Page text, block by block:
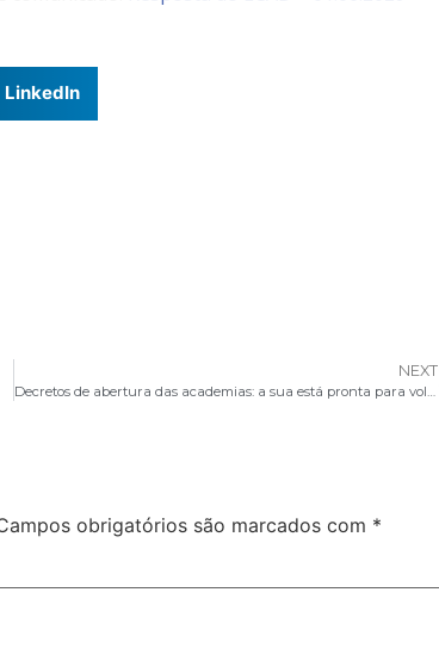
LinkedIn
NEXT
obrigatórios são marcados com *